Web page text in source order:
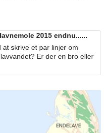
2015 endnu......
skrive et par linjer om
Er der en bro eller